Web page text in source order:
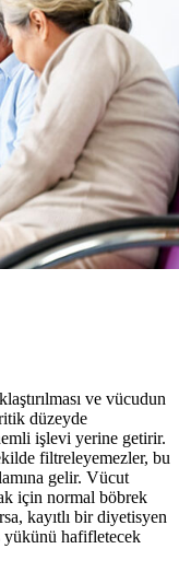
ve vücudun
düzeyde
işlevi yerine getirir.
filtreleyemezler, bu
gelir. Vücut
için normal böbrek
kayıtlı bir diyetisyen
yükünü hafifletecek